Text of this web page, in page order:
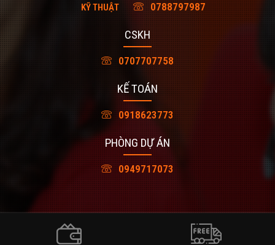
KỸ THUẬT 0788797987
CSKH
0707707758
KẾ TOÁN
0918623773
PHÒNG DỰ ÁN
0949717073